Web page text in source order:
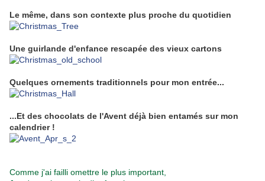
Le même, dans son contexte plus proche du quotidien
Une guirlande d'enfance rescapée des vieux cartons
Quelques ornements traditionnels pour mon entrée...
...Et des chocolats de l'Avent déjà bien entamés sur mon
calendrier !
Comme j'ai failli omettre le plus important,